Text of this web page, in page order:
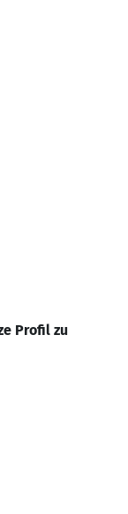
Profil zu